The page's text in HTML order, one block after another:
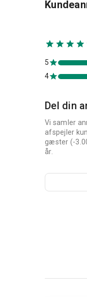
4
5
Del din
Vi samler
afspejler
gæster (-
år.